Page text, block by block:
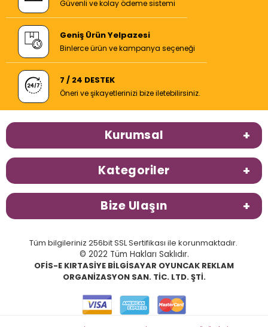
Güvenli ve kolay ödeme sistemi
Geniş Ürün Yelpazesi
Binlerce ürün ve kampanya seçeneği
7 / 24 DESTEK
Öneri ve şikayetlerinizi bize iletebilirsiniz.
Kurumsal
Kategoriler
Bize Ulaşın
Tüm bilgileriniz 256bit SSL Sertifikası ile korunmaktadır.
© 2022 Tüm Hakları Saklıdır.
OFİS-E KIRTASİYE BİLGİSAYAR OYUNCAK REKLAM
ORGANİZASYON SAN. TİC. LTD. ŞTİ.